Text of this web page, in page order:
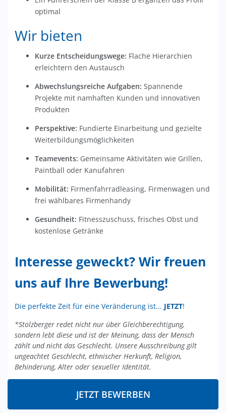
optimal
Wir bieten
Kurze Entscheidungswege: Flache Hierarchien
erleichtern den Austausch
Abwechslungsreiche Aufgaben: Spannende
Projekte mit namhaften Kunden und innovativen
Produkten
Perspektive: Fundierte Einarbeitung und gezielte
Weiterbildungsmöglichkeiten
Teamevents: Gemeinsame Aktivitäten wie Grillen,
Paintball oder Kanufahren
Mobilität: Firmenfahrradleasing, Firmenwagen und
frei wählbares Firmenhandy
Gesundheit: Fitnesszuschuss, frisches Obst und
kostenlose Getränke
Interesse geweckt? Wir freuen
uns auf Ihre Bewerbung!
Die perfekte Zeit für eine Veränderung ist... JETZT!
*Stolzberger redet nicht nur über Gleichberechtigung,
sondern lebt diese und ist der Meinung, dass der Mensch
zählt und nicht das Geschlecht. Unsere Ausschreibung gilt
ungeachtet Geschlecht, ethnischer Herkunft, Religion,
Behinderung, Alter oder sexueller Identität.
JETZT BEWERBEN